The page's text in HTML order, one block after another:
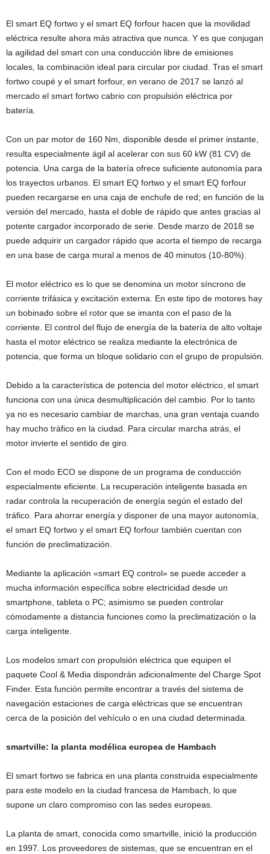
El smart EQ fortwo y el smart EQ forfour hacen que la movilidad
eléctrica resulte ahora más atractiva que nunca. Y es que conjugan
la agilidad del smart con una conducción libre de emisiones
locales, la combinación ideal para circular por ciudad. Tras el smart
fortwo coupé y el smart forfour, en verano de 2017 se lanzó al
mercado el smart fortwo cabrio con propulsión eléctrica por
batería.
Con un par motor de 160 Nm, disponible desde el primer instante,
resulta especialmente ágil al acelerar con sus 60 kW (81 CV) de
potencia. Una carga de la batería ofrece suficiente autonomía para
los trayectos urbanos. El smart EQ fortwo y el smart EQ forfour
pueden recargarse en una caja de enchufe de red; en función de la
versión del mercado, hasta el doble de rápido que antes gracias al
potente cargador incorporado de serie. Desde marzo de 2018 se
puede adquirir un cargador rápido que acorta el tiempo de recarga
en una base de carga mural a menos de 40 minutos (10-80%).
El motor eléctrico es lo que se denomina un motor síncrono de
corriente trifásica y excitación externa. En este tipo de motores hay
un bobinado sobre el rotor que se imanta con el paso de la
corriente. El control del flujo de energía de la batería de alto voltaje
hasta el motor eléctrico se realiza mediante la electrónica de
potencia, que forma un bloque solidario con el grupo de propulsión.
Debido a la característica de potencia del motor eléctrico, el smart
funciona con una única desmultiplicación del cambio. Por lo tanto
ya no es necesario cambiar de marchas, una gran ventaja cuando
hay mucho tráfico en la ciudad. Para circular marcha atrás, el
motor invierte el sentido de giro.
Con el modo ECO se dispone de un programa de conducción
especialmente eficiente. La recuperación inteligente basada en
radar controla la recuperación de energía según el estado del
tráfico. Para ahorrar energía y disponer de una mayor autonomía,
el smart EQ fortwo y el smart EQ forfour también cuentan con
función de preclimatización.
Mediante la aplicación «smart EQ control» se puede acceder a
mucha información específica sobre electricidad desde un
smartphone, tableta o PC; asimismo se pueden controlar
cómodamente a distancia funciones como la preclimatización o la
carga inteligente.
Los modelos smart con propulsión eléctrica que equipen el
paquete Cool & Media dispondrán adicionalmente del Charge Spot
Finder. Esta función permite encontrar a través del sistema de
navegación estaciones de carga eléctricas que se encuentran
cerca de la posición del vehículo o en una ciudad determinada.
smartville: la planta modélica europea de Hambach
El smart fortwo se fabrica en una planta construida especialmente
para este modelo en la ciudad francesa de Hambach, lo que
supone un claro compromiso con las sedes europeas.
La planta de smart, conocida como smartville, inició la producción
en 1997. Los proveedores de sistemas, que se encuentran en el